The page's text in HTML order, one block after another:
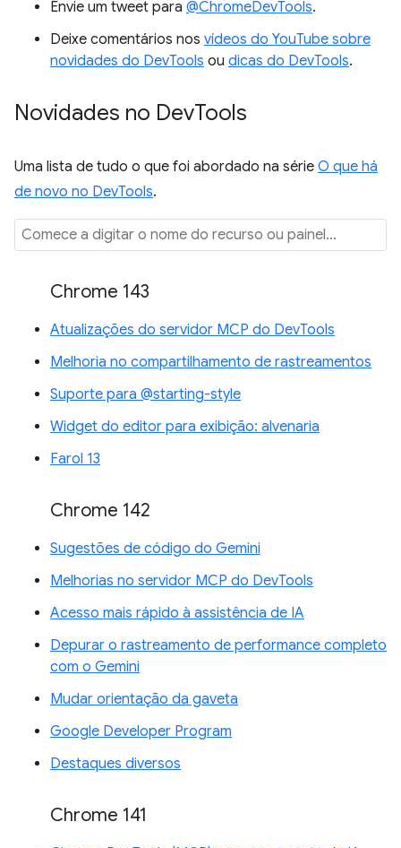
Envie um tweet para @ChromeDevTools.
Deixe comentários nos vídeos do YouTube sobre
novidades do DevTools ou dicas do DevTools.
Novidades no DevTools
Uma lista de tudo o que foi abordado na série O que há
de novo no DevTools.
Chrome 143
Atualizações do servidor MCP do DevTools
Melhoria no compartilhamento de rastreamentos
Suporte para @starting-style
Widget do editor para exibição: alvenaria
Farol 13
Chrome 142
Sugestões de código do Gemini
Melhorias no servidor MCP do DevTools
Acesso mais rápido à assistência de IA
Depurar o rastreamento de performance completo
com o Gemini
Mudar orientação da gaveta
Google Developer Program
Destaques diversos
Chrome 141